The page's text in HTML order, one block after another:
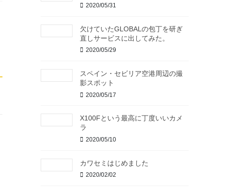
2020/05/31
欠けていたGLOBALの包丁を研ぎ
直しサービスに出してみた。
2020/05/29
スペイン・セビリア空港周辺の撮
影スポット
2020/05/17
X100Fという最高に丁度いいカメ
ラ
2020/05/10
カワセミはじめました
2020/02/02